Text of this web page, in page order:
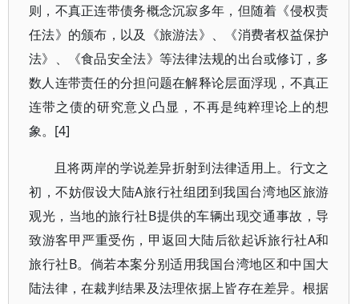
则，不真正连带债务概念沉寂多年，但随着《侵权责
任法》的颁布，以及《旅游法》、《消费者权益保护
法》、《食品安全法》等法律法规的出台或修订，多
数人连带责任的分担问题在解释论层面浮现，不真正
连带之债的研究意义凸显，不再是纯粹理论上的想
象。[4]
且将两岸的学说差异折射到法律适用上。行文之
初，不妨假设大陆A旅行社组团到我国台湾地区旅游
观光，当地的旅行社B提供的车辆出现交通事故，导
致游客甲严重受伤，甲返回大陆后欲起诉旅行社A和
旅行社B。倘若本案分别适用我国台湾地区和中国大
陆法律，在裁判结果及法理依据上皆存在差异。根据